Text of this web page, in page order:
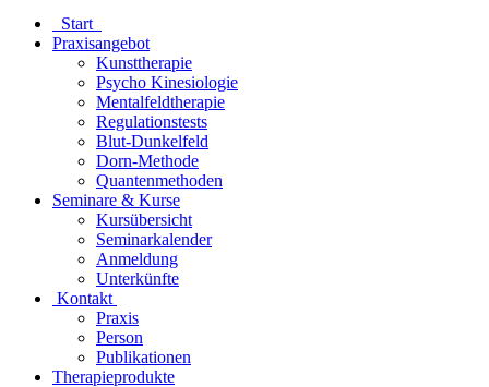
Start
Praxisangebot
Kunsttherapie
Psycho Kinesiologie
Mentalfeldtherapie
Regulationstests
Blut-Dunkelfeld
Dorn-Methode
Quantenmethoden
Seminare & Kurse
Kursübersicht
Seminarkalender
Anmeldung
Unterkünfte
Kontakt
Praxis
Person
Publikationen
Therapieprodukte